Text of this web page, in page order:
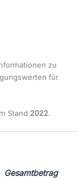
zu
für
Stand 2022.
Gesamtbetrag